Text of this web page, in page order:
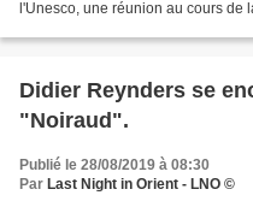
l'Unesco, une réunion au cours de
Didier Reynders se
"Noiraud".
Publié le 28/08/2019 à 08:30
Par Last Night in Orient - LNO ©